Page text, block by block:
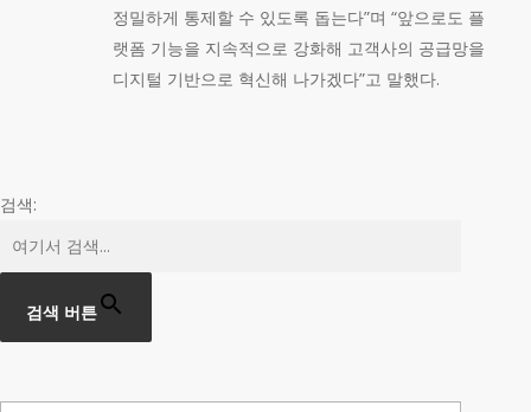
정밀하게 통제할 수 있도록 돕는다”며 “앞으로도 플
랫폼 기능을 지속적으로 강화해 고객사의 공급망을
디지털 기반으로 혁신해 나가겠다”고 말했다.
검색:
검색 버튼